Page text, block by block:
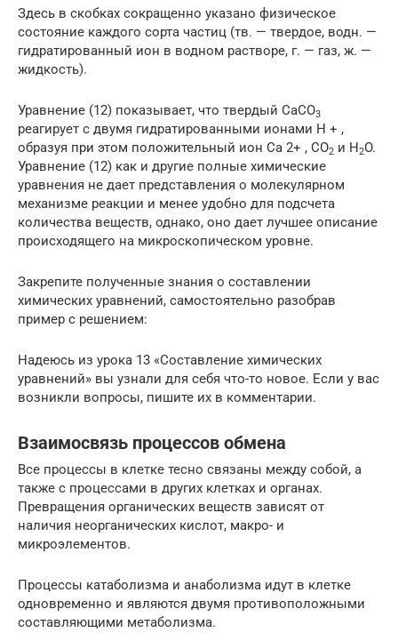
Здесь в скобках сокращенно указано физическое
состояние каждого сорта частиц (тв. — твердое, водн. —
гидратированный ион в водном растворе, г. — газ, ж. —
жидкость).
Уравнение (12) показывает, что твердый CaCO3
реагирует с двумя гидратированными ионами H + ,
образуя при этом положительный ион Ca 2+ , CO2 и H2O.
Уравнение (12) как и другие полные химические
уравнения не дает представления о молекулярном
механизме реакции и менее удобно для подсчета
количества веществ, однако, оно дает лучшее описание
происходящего на микроскопическом уровне.
Закрепите полученные знания о составлении
химических уравнений, самостоятельно разобрав
пример с решением:
Надеюсь из урока 13 «Составление химических
уравнений» вы узнали для себя что-то новое. Если у вас
возникли вопросы, пишите их в комментарии.
Взаимосвязь процессов обмена
Все процессы в клетке тесно связаны между собой, а
также с процессами в других клетках и органах.
Превращения органических веществ зависят от
наличия неорганических кислот, макро- и
микроэлементов.
Процессы катаболизма и анаболизма идут в клетке
одновременно и являются двумя противоположными
составляющими метаболизма.